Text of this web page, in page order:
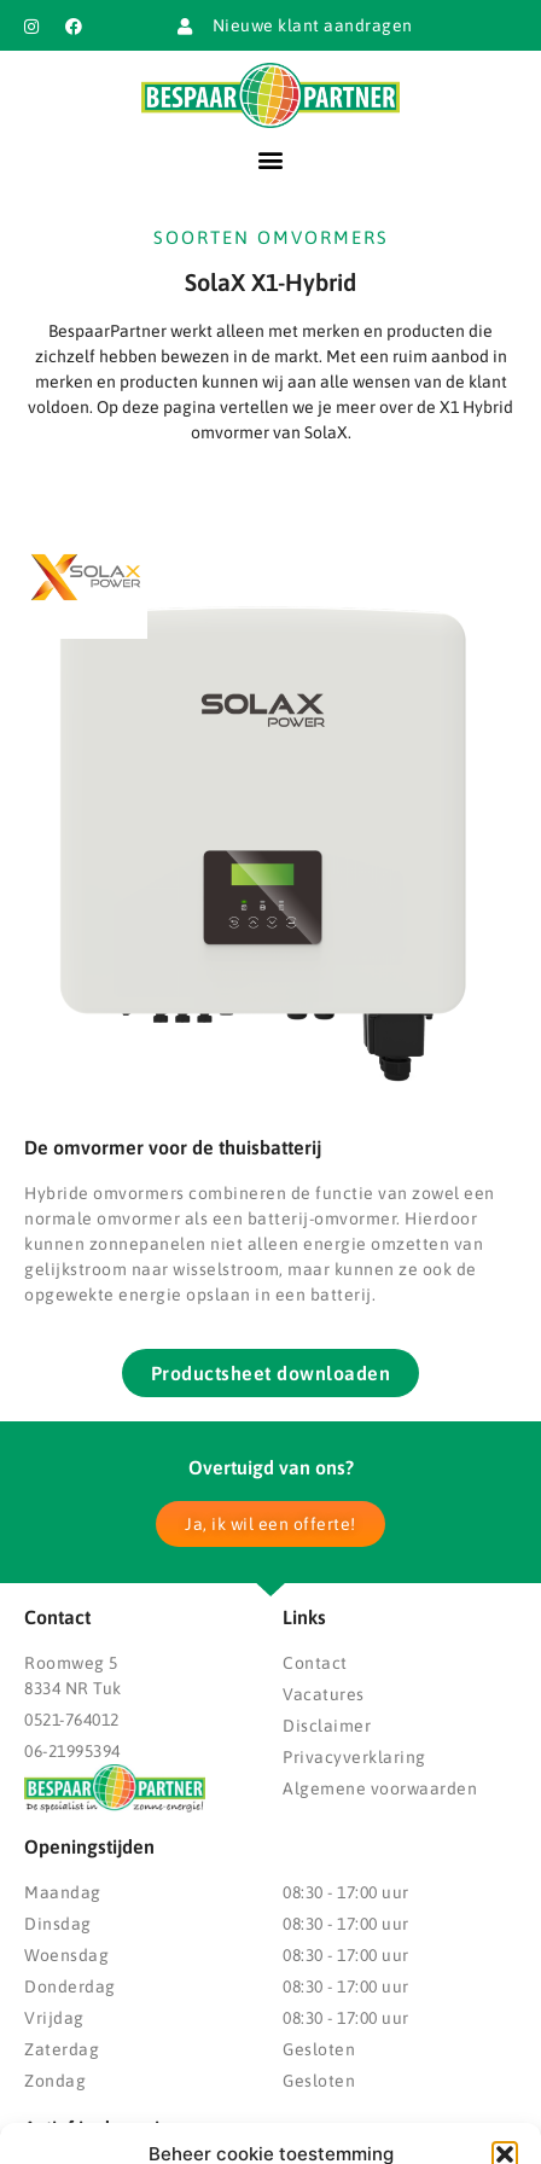
Beheer cookie toestemming
Nieuwe klant aandragen
SOORTEN OMVORMERS
SolaX X1-Hybrid
BespaarPartner werkt alleen met merken en producten die
zichzelf hebben bewezen in de markt. Met een ruim aanbod in
merken en producten kunnen wij aan alle wensen van de klant
voldoen. Op deze pagina vertellen we je meer over de X1 Hybrid
omvormer van SolaX.
De omvormer voor de thuisbatterij
Hybride omvormers combineren de functie van zowel een
normale omvormer als een batterij-omvormer. Hierdoor
kunnen zonnepanelen niet alleen energie omzetten van
gelijkstroom naar wisselstroom, maar kunnen ze ook de
opgewekte energie opslaan in een batterij.
Productsheet downloaden
Overtuigd van ons?
Ja, ik wil een offerte!
Contact
Roomweg 5
8334 NR Tuk
0521-764012
06-21995394
Links
Contact
Vacatures
Disclaimer
Privacyverklaring
Algemene voorwaarden
Openingstijden
Maandag
Dinsdag
Woensdag
Donderdag
Vrijdag
Zaterdag
Zondag
08:30 - 17:00 uur
08:30 - 17:00 uur
08:30 - 17:00 uur
08:30 - 17:00 uur
08:30 - 17:00 uur
Gesloten
Gesloten
Actief in de regio